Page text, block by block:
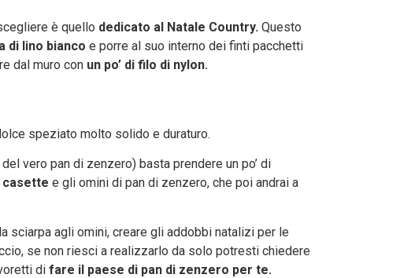
è quello dedicato al Natale Country. Questo
di lino bianco e porre al suo interno dei finti pacchetti
dal muro con un po’ di filo di nylon.
speziato molto solido e duraturo.
vero pan di zenzero) basta prendere un po’ di
casette e gli omini di pan di zenzero, che poi andrai a
sciarpa agli omini, creare gli addobbi natalizi per le
se non riesci a realizzarlo da solo potresti chiedere
di fare il paese di pan di zenzero per te.